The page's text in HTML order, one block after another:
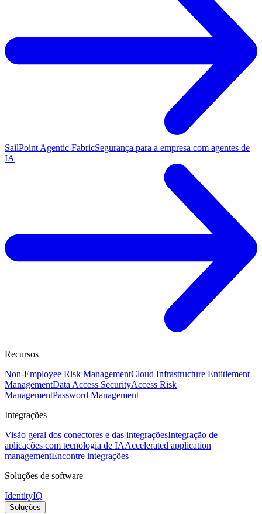
SailPoint Agentic FabricSegurança para a empresa com agentes de
IA
Recursos
Non-Employee Risk ManagementCloud Infrastructure Entitlement
ManagementData Access SecurityAccess Risk
ManagementPassword Management
Integrações
Visão geral dos conectores e das integraçõesIntegração de
aplicações com tecnologia de IAAccelerated application
managementEncontre integrações
Soluções de software
IdentityIQ
Soluções